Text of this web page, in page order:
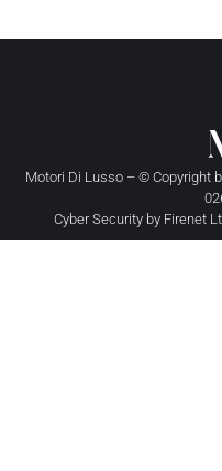
Motori Di Lusso – © Copyright
Cyber Security by Firenet